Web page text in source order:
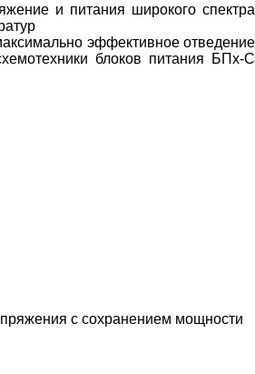
и питания широкого спектра
эффективное отведение
блоков питания БПх-С
с сохранением мощности